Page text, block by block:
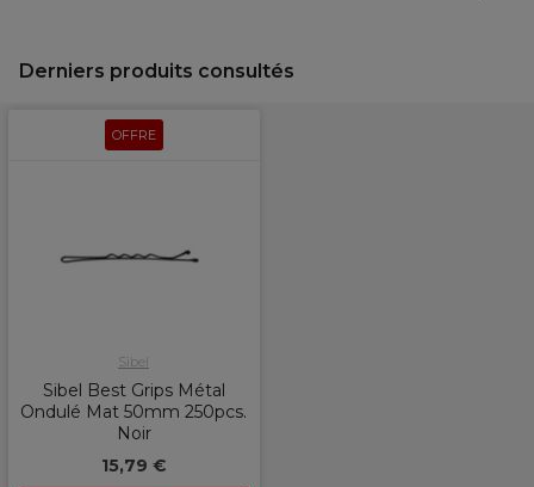
Derniers produits consultés
OFFRE
Sibel
Sibel Best Grips Métal
Ondulé Mat 50mm 250pcs.
Noir
15,79 €